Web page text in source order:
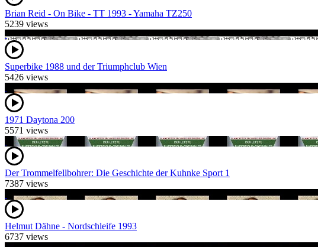
Brian Reid - On Bike - TT 1993 - Yamaha TZ250
5239 views
Superbike 1988 und der Triumphclub Wien
5426 views
1971 Daytona 200
5571 views
Der Trommelfellbohrer: Die Geschichte der Kuhnke Sport 1
7387 views
Helmut Dähne - Nordschleife 1993
6737 views